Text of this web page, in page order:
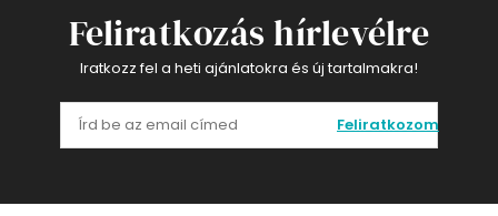
Feliratkozás hírlevélre
Iratkozz fel a heti ajánlatokra és új tartalmakra!
Feliratkozom